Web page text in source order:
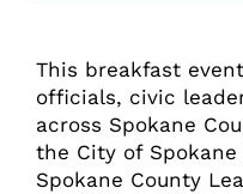
This breakfast
officials, civic
across Spokane
the City of Spokane
Spokane County